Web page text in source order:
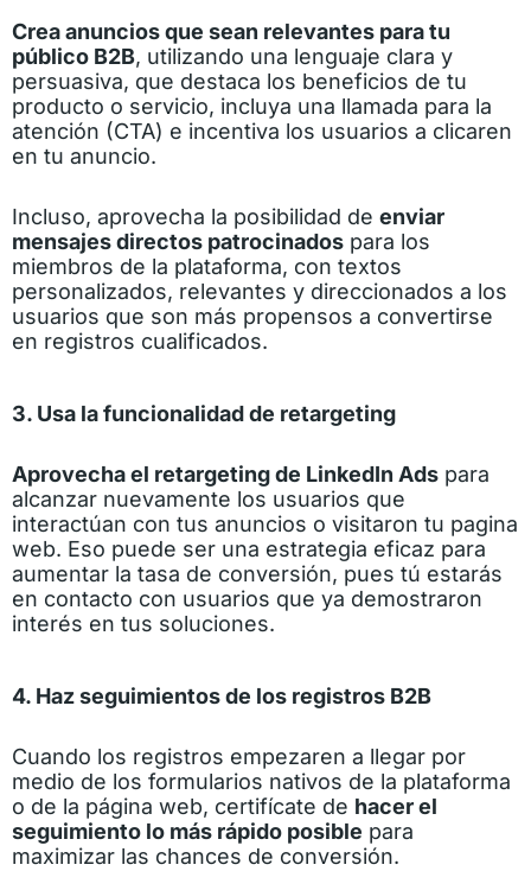
Crea anuncios que sean relevantes para tu
público B2B, utilizando una lenguaje clara y
persuasiva, que destaca los beneficios de tu
producto o servicio, incluya una llamada para la
atención (CTA) e incentiva los usuarios a clicaren
en tu anuncio.
Incluso, aprovecha la posibilidad de enviar
mensajes directos patrocinados para los
miembros de la plataforma, con textos
personalizados, relevantes y direccionados a los
usuarios que son más propensos a convertirse
en registros cualificados.
3. Usa la funcionalidad de retargeting
Aprovecha el retargeting de LinkedIn Ads para
alcanzar nuevamente los usuarios que
interactúan con tus anuncios o visitaron tu pagina
web. Eso puede ser una estrategia eficaz para
aumentar la tasa de conversión, pues tú estarás
en contacto con usuarios que ya demostraron
interés en tus soluciones.
4. Haz seguimientos de los registros B2B
Cuando los registros empezaren a llegar por
medio de los formularios nativos de la plataforma
o de la página web, certifícate de hacer el
seguimiento lo más rápido posible para
maximizar las chances de conversión.